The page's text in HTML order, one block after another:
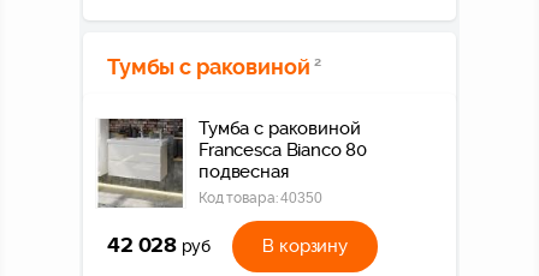
Тумбы с раковиной 2
Тумба с раковиной
Francesca Bianco 80
подвесная
Код товара:40350
42 028 руб В корзину